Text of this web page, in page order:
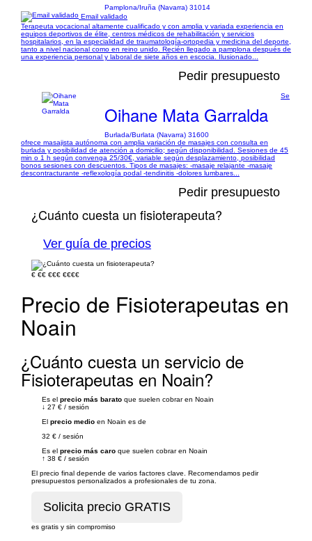
Pamplona/Iruña (Navarra) 31014
Email validado
Terapeuta vocacional altamente cualificado y con amplia y variada experiencia en
equipos deportivos de élite, centros médicos de rehabilitación y servicios
hospitalarios, en la especialidad de traumatología-ortopedia y medicina del deporte,
tanto a nivel nacional como en reino unido. Recién llegado a pamplona después de
una experiencia personal y laboral de siete años en escocia. Ilusionado...
Pedir presupuesto
Oihane Mata Garralda
Burlada/Burlata (Navarra) 31600
Se
ofrece masajista autónoma con amplia variación de masajes con consulta en
burlada y posibilidad de atención a domicilio; según disponibilidad. Sesiones de 45
min o 1 h según convenga 25/30€, variable según desplazamiento, posibilidad
bonos sesiones con descuentos. Tipos de masajes: -masaje relajante -masaje
descontracturante -reflexología podal -tendinitis -dolores lumbares...
Pedir presupuesto
¿Cuánto cuesta un fisioterapeuta?
Ver guía de precios
€ €€ €€€ €€€€
Precio de Fisioterapeutas en
Noain
¿Cuánto cuesta un servicio de
Fisioterapeutas en Noain?
Es el precio más barato que suelen cobrar en Noain
↓ 27 € / sesión
El precio medio en Noain es de
32 € / sesión
Es el precio más caro que suelen cobrar en Noain
↑ 38 € / sesión
El precio final depende de varios factores clave. Recomendamos pedir
presupuestos personalizados a profesionales de tu zona.
es gratis y sin compromiso